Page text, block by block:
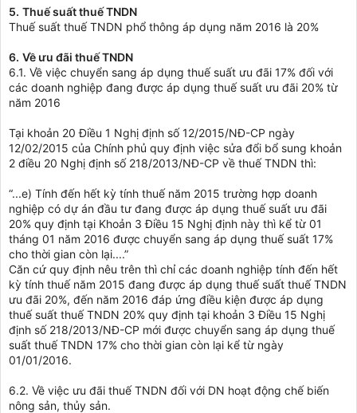
5. Thuế suất thuế TNDN
Thuế suất thuế TNDN phổ thông áp dụng năm 2016 là 20%
6. Về ưu đãi thuế TNDN
6.1. Về việc chuyển sang áp dụng thuế suất ưu đãi 17% đối với
các doanh nghiệp đang được áp dụng thuế suất ưu đãi 20% từ
năm 2016
Tại khoản 20 Điều 1 Nghị định số 12/2015/NĐ-CP ngày
12/02/2015 của Chính phủ quy định việc sửa đổi bổ sung khoản
2 điều 20 Nghị định số 218/2013/NĐ-CP về thuế TNDN thì:
“...e) Tính đến hết kỳ tính thuế năm 2015 trường hợp doanh
nghiệp có dự án đầu tư đang được áp dụng thuế suất ưu đãi
20% quy định tại Khoản 3 Điều 15 Nghị định này thì kể từ 01
tháng 01 năm 2016 được chuyển sang áp dụng thuế suất 17%
cho thời gian còn lại....”
Căn cứ quy định nêu trên thì chỉ các doanh nghiệp tính đến hết
kỳ tính thuế năm 2015 đang được áp dụng thuế suất thuế TNDN
ưu đãi 20%, đến năm 2016 đáp ứng điều kiện được áp dụng
thuế suất thuế TNDN 20% quy định tại khoản 3 Điều 15 Nghị
định số 218/2013/NĐ-CP mới được chuyển sang áp dụng thuế
suất thuế TNDN 17% cho thời gian còn lại kể từ ngày
01/01/2016.
6.2. Về việc ưu đãi thuế TNDN đối với DN hoạt động chế biến
nông sản, thủy sản.